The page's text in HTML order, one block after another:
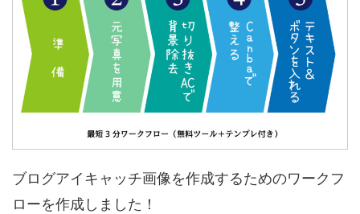
ブログアイキャッチ画像を作成するためのワークフ
ローを作成しました！